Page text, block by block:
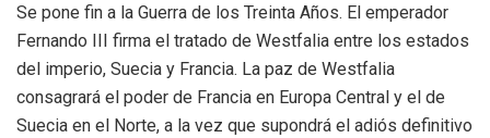
Se pone fin a la Guerra de los Treinta Años. El emperador
Fernando III firma el tratado de Westfalia entre los estados
del imperio, Suecia y Francia. La paz de Westfalia
consagrará el poder de Francia en Europa Central y el de
Suecia en el Norte, a la vez que supondrá el adiós definitivo